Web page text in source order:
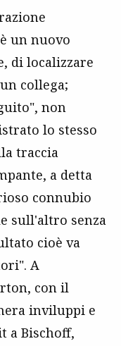
un nuovo
di localizzare
collega;
non
lo stesso
traccia
a detta
connubio
sull'altro senza
cioè va
A
con il
inviluppi e
a Bischoff,